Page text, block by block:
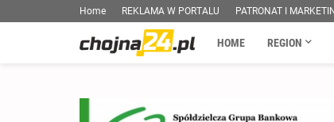
Home REKLAMA W PORTALU PATRONAT I
HOME REGION